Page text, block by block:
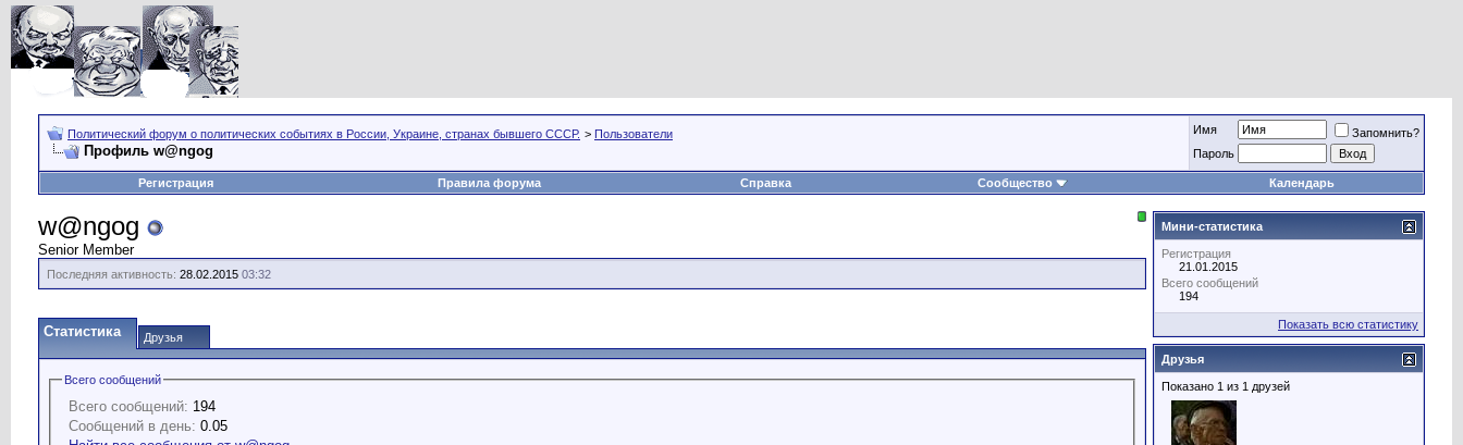
Политический форум о политических событиях в России, Украине, странах бывшего СССР. > Пользователи
Профиль w@ngog
Имя
Запомнить?
Пароль
Регистрация Правила форума Справка Сообщество Календарь
w@ngog
Senior Member
Последняя активность: 28.02.2015 03:32
Статистика Друзья
Всего сообщений
Всего сообщений: 194
Сообщений в день: 0.05
Мини-статистика
Регистрация
21.01.2015
Всего сообщений
194
Показать всю статистику
Друзья
Показано 1 из 1 друзей